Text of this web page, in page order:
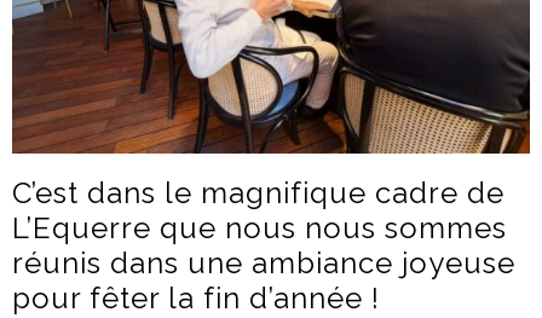
C’est dans le magnifique cadre de
L’Equerre que nous nous sommes
réunis dans une ambiance joyeuse
pour fêter la fin d’année !